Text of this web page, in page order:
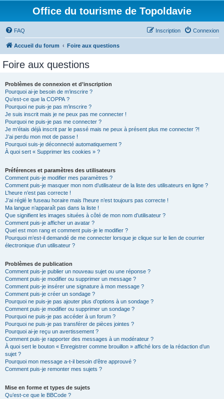
Office du tourisme de Topoldavie
FAQ Connexion
Inscription
Accueil du forum Foire aux questions
Foire aux questions
Problèmes de connexion et d’inscription
Pourquoi ai-je besoin de m’inscrire ?
Qu’est-ce que la COPPA ?
Pourquoi ne puis-je pas m’inscrire ?
Je suis inscrit mais je ne peux pas me connecter !
Pourquoi ne puis-je pas me connecter ?
Je m’étais déjà inscrit par le passé mais ne peux à présent plus me connecter ?!
J’ai perdu mon mot de passe !
Pourquoi suis-je déconnecté automatiquement ?
À quoi sert « Supprimer les cookies » ?
Préférences et paramètres des utilisateurs
Comment puis-je modifier mes paramètres ?
Comment puis-je masquer mon nom d’utilisateur de la liste des utilisateurs en ligne ?
L’heure n’est pas correcte !
J’ai réglé le fuseau horaire mais l’heure n’est toujours pas correcte !
Ma langue n’apparaît pas dans la liste !
Que signifient les images situées à côté de mon nom d’utilisateur ?
Comment puis-je afficher un avatar ?
Quel est mon rang et comment puis-je le modifier ?
Pourquoi m’est-il demandé de me connecter lorsque je clique sur le lien de courrier
électronique d’un utilisateur ?
Problèmes de publication
Comment puis-je publier un nouveau sujet ou une réponse ?
Comment puis-je modifier ou supprimer un message ?
Comment puis-je insérer une signature à mon message ?
Comment puis-je créer un sondage ?
Pourquoi ne puis-je pas ajouter plus d’options à un sondage ?
Comment puis-je modifier ou supprimer un sondage ?
Pourquoi ne puis-je pas accéder à un forum ?
Pourquoi ne puis-je pas transférer de pièces jointes ?
Pourquoi ai-je reçu un avertissement ?
Comment puis-je rapporter des messages à un modérateur ?
À quoi sert le bouton « Enregistrer comme brouillon » affiché lors de la rédaction d’un
sujet ?
Pourquoi mon message a-t-il besoin d’être approuvé ?
Comment puis-je remonter mes sujets ?
Mise en forme et types de sujets
Qu’est-ce que le BBCode ?